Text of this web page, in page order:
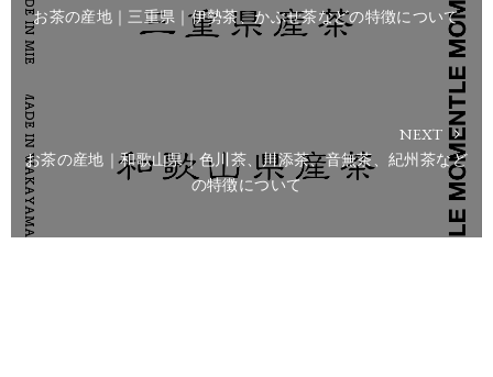
お茶の産地｜三重県｜伊勢茶、かぶせ茶などの特徴について
NEXT
お茶の産地｜和歌山県｜色川茶、川添茶、音無茶、紀州茶など
の特徴について